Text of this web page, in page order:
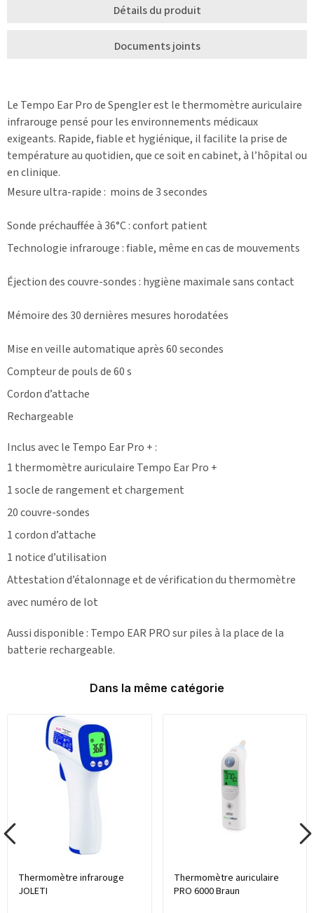
Détails du produit
Documents joints
Le Tempo EarProdeSpenglerest le thermomètre auriculaire
infrarouge pensé pour les environnements médicaux
exigeants. Rapide, fiable et hygiénique, il facilite la prise de
température au quotidien, que ce soit en cabinet, à l’hôpital ou
en clinique.
Mesure ultra-rapide : moins de 3 secondes
Sonde préchauffée à 36°C: confort patient
Technologie infrarouge : fiable, même en cas de mouvements
Éjection des couvre-sondes : hygiène maximalesans contact
Mémoire des30 dernières mesures horodatées
Mise en veille automatique après 60 secondes
Compteur de pouls de 60 s
Cordon d’attache
Rechargeable
Inclus avec le Tempo EarPro + :
1 thermomètre auriculaire Tempo EarPro +
1 socle de rangement et chargement
20 couvre-sondes
1 cordon d’attache
1 notice d’utilisation
Attestation d’étalonnage et de vérification du thermomètre
avec numéro de lot
Aussi disponible : Tempo EAR PRO sur piles à la place de la
batterie rechargeable.
Dans la même catégorie
Thermomètre infrarouge
JOLETI
Thermomètre auriculaire
PRO 6000 Braun